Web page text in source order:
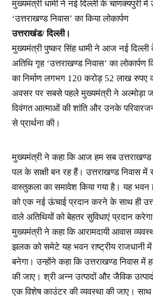
मुख्यमंत्री धामी ने नई दिल्ली के चाणक्यपुरी में
‘उत्तराखण्ड निवास’ का किया लोकार्पण
उत्तराखंड/ दिल्ली।
मुख्यमंत्री पुष्कर सिंह धामी ने आज नई दिल्ली
अतिथि गृह ‘उत्तराखण्ड निवास’ का लोकार्पण
का निर्माण लगभग 120 करोड़ 52 लाख रुपए
अवसर पर सबसे पहले मुख्यमंत्री ने अल्मोड़ा
दिवंगत आत्माओं की शांति और उनके
से प्रार्थना की।
मुख्यमंत्री ने कहा कि आज हम सब उत्तराखण्ड
पल के साक्षी बन रह हैं। उत्तराखण्ड निवास
वास्तुकला का समावेश किया गया है। यह भवन
को एक नई ऊंचाई प्रदान करने के साथ ही
वाले अतिथियों को बेहतर सुविधाएं प्रदान
मुख्यमंत्री ने कहा कि आरामदायी आवास
झलक को समेटे यह भवन राष्ट्रीय राजधानी में
बनेगा। उन्होंने कहा कि उत्तराखण्ड निवास में
की जाए। श्री अन्न उत्पादों और जैविक
एक विशेष काउंटर की व्यवस्था की जाए। साथ